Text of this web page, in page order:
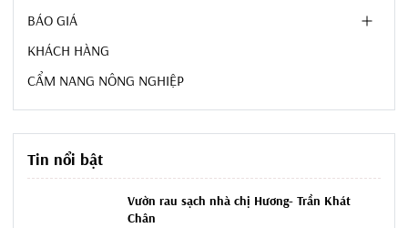
BÁO GIÁ
KHÁCH HÀNG
CẨM NANG NÔNG NGHIỆP
Tin nổi bật
Vườn rau sạch nhà chị Hương- Trần Khát
Chân